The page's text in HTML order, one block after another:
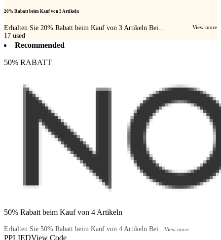
20% Rabatt beim Kauf von 3 Artikeln
Erhalten Sie 20% Rabatt beim Kauf von 3 Artikeln Bei... View more
17 used
Recommended
50% RABATT
50% Rabatt beim Kauf von 4 Artikeln
Erhalten Sie 50% Rabatt beim Kauf von 4 Artikeln Bei...View more
PPLIEDView Code